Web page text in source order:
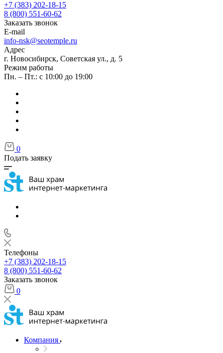
+7 (383) 202-18-15
8 (800) 551-60-62
Заказать звонок
E-mail
info-nsk@seotemple.ru
Адрес
г. Новосибирск, Советская ул., д. 5
Режим работы
Пн. – Пт.: с 10:00 до 19:00
0
Подать заявку
Телефоны
+7 (383) 202-18-15
8 (800) 551-60-62
Заказать звонок
0
Компания